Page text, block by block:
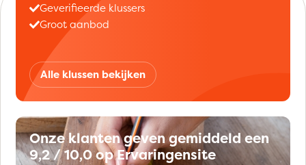
Geverifieerde klussers
Groot aanbod
Alle klussen bekijken
Onze klanten geven gemiddeld een
9,2 / 10,0 op Ervaringensite